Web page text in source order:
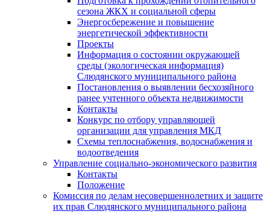
сезона ЖКХ и социальной сферы
Энергосбережение и повышение
энергетической эффективности
Проекты
Информация о состоянии окружающей
среды (экологическая информация)
Слюдянского муниципального района
Постановления о выявлении бесхозяйного
ранее учтенного объекта недвижимости
Контакты
Конкурс по отбору управляющей
организации для управления МКД
Схемы теплоснабжения, водоснабжения и
водоотведения
Управление социально-экономического развития
Контакты
Положение
Комиссия по делам несовершеннолетних и защите
их прав Слюдянского муниципального района